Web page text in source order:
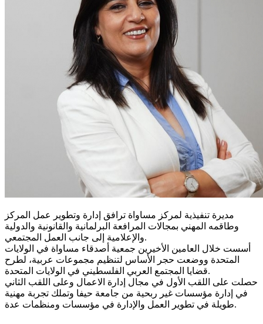
مديرة تنفيذية لمركز مساواة ترافق إدارة وتطوير عمل المركز
وطاقمه المهني بمجالات المرافعة البرلمانية والقانونية والدولية
والإعلامية إلى جانب العمل المجتمعي.
أسست خلال العامين الأخيرين جمعية أصدقاء مساواة في الولايات
المتحدة ووضعت حجر الأساس لتنظيم مجموعات عربية، لطرح
قضايا المجتمع العربي الفلسطيني في الولايات المتحدة.
حصلت على اللقب الأول في مجال إدارة الاعمال وعلى اللقب الثاني
في إدارة مؤسسات غير ربحية من جامعة حيفا وتملك تجربة مهنية
طويلة في تطوير العمل والإدارة في مؤسسات ومنظمات عدة.